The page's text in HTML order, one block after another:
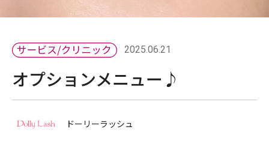
2025.06.21
オプションメニュー♪
ドーリーラッシュ